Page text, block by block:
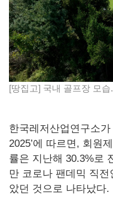
[땅집고] 국내 골프장 모
한국레저산업연구소
2025’에 따르면, 회원
률은 지난해 30.3%로
만 코로나 팬데믹 직
았던 것으로 나타났다.